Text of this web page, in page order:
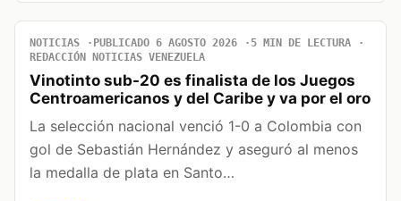
NOTICIAS PUBLICADO 6 AGOSTO 2026
5 MIN DE LECTURA
REDACCIÓN NOTICIAS VENEZUELA
Vinotinto sub-20 es finalista de los Juegos
Centroamericanos y del Caribe y va por el oro
La selección nacional venció 1-0 a Colombia con
gol de Sebastián Hernández y aseguró al menos
la medalla de plata en Santo…